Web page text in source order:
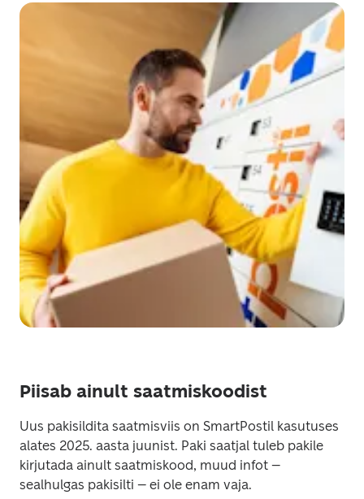
Piisab ainult saatmiskoodist
Uus pakisildita saatmisviis on SmartPostil kasutuses
alates 2025. aasta juunist. Paki saatjal tuleb pakile
kirjutada ainult saatmiskood, muud infot –
sealhulgas pakisilti – ei ole enam vaja.